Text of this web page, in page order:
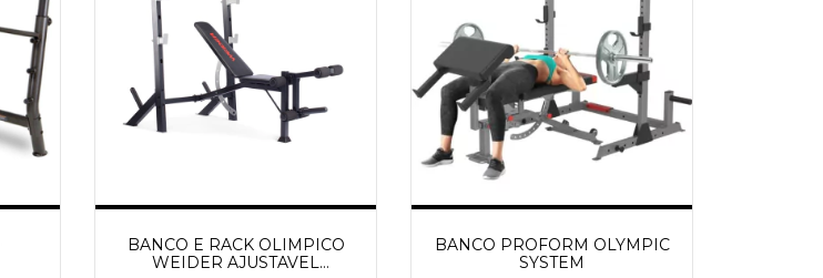
BANCO E RACK OLIMPICO
WEIDER AJUSTAVEL
BANCO PROFORM OLYMPIC
SYSTEM